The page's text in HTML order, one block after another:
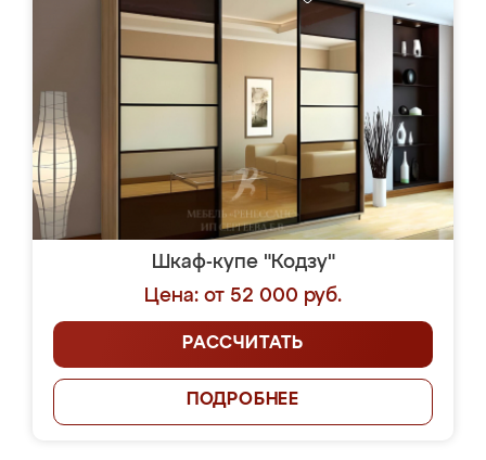
Шкаф-купе "Кодзу"
Цена: от 52 000 руб.
РАССЧИТАТЬ
ПОДРОБНЕЕ